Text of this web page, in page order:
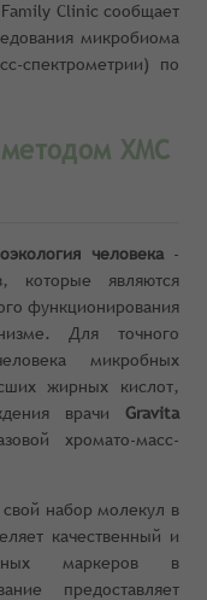
Clinic сообщает
микробиома
по
методом ХМС
человека-
которые являются
функционирования
Для точного
микробных
жирных кислот,
врачи Gravita
хромато-масс-
набор молекул в
качественный и
маркеров в
предоставляет